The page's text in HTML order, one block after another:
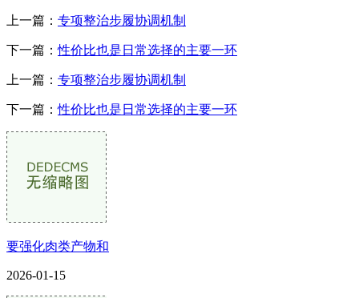
上一篇： 专项整治步履协调机制
下一篇：性价比也是日常选择的主要一环
上一篇： 专项整治步履协调机制
下一篇：性价比也是日常选择的主要一环
要强化肉类产物和
2026-01-15